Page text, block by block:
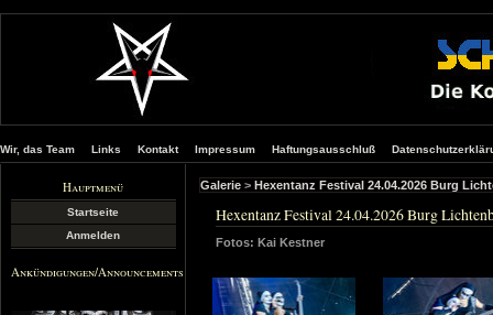
Wir, das Team Links Kontakt Impressum Haftungsausschluß
Hauptmenü
Startseite
Anmelden
Ankündigungen/Announcements
Galerie > Hexentanz Festival 24.04.2026 Burg
Hexentanz Festival 24.04.2026 Burg
Fotos: Kai Kestner